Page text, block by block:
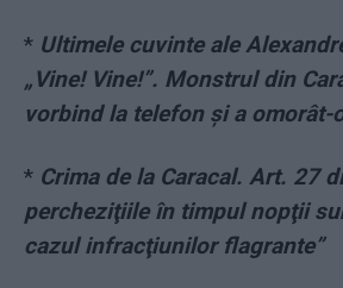
* Ultimele cuvinte ale
„Vine! Vine!”. Monstrul din
vorbind la telefon și a omorât-
* Crima de la Caracal. Art. 27
percheziţiile în timpul nopţii
cazul infracţiunilor flagrante”